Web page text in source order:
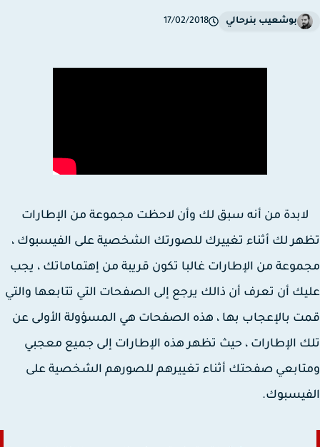
بوشعيب بنرحالي 17/02/2018
من أنه سبق لك وأن لاحظت مجموعة من الإطارات
لك أثناء تغييرك للصورتك الشخصية على الفيسبوك ،
من الإطارات غالبا تكون قريبة من إهتماماتك ، يجب
أن تعرف أن ذالك يرجع إلى الصفحات التي تتابعها والتي
بالإعجاب بها ، هذه الصفحات هي المسؤولة الأولى عن
الإطارات ، حيث تظهر هذه الإطارات إلى جميع معجبي
صفحتك أثناء تغييرهم للصورهم الشخصية على